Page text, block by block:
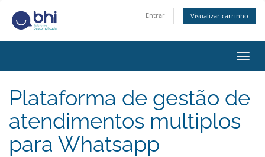
Entrar Visualizar carrinho
Plataforma de gestão de
atendimentos multiplos
para Whatsapp